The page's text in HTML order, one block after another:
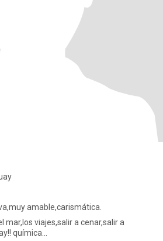
amable,carismática.
mar,los viajes,salir a cenar,salir a
química...